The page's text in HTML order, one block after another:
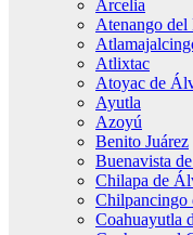
Arcelia
Atenango del
Atlixtac
Atoyac de
Ayutla
Azoyú
Benito Juárez
Buenavista
Chilapa de
Chilpancingo
Coahuayutla